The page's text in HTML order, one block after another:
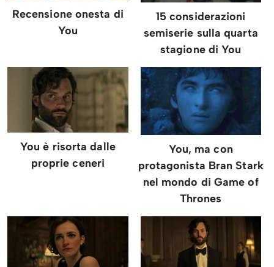
Recensione onesta di
You
15 considerazioni
semiserie sulla quarta
stagione di You
You è risorta dalle
proprie ceneri
You, ma con
protagonista Bran Stark
nel mondo di Game of
Thrones